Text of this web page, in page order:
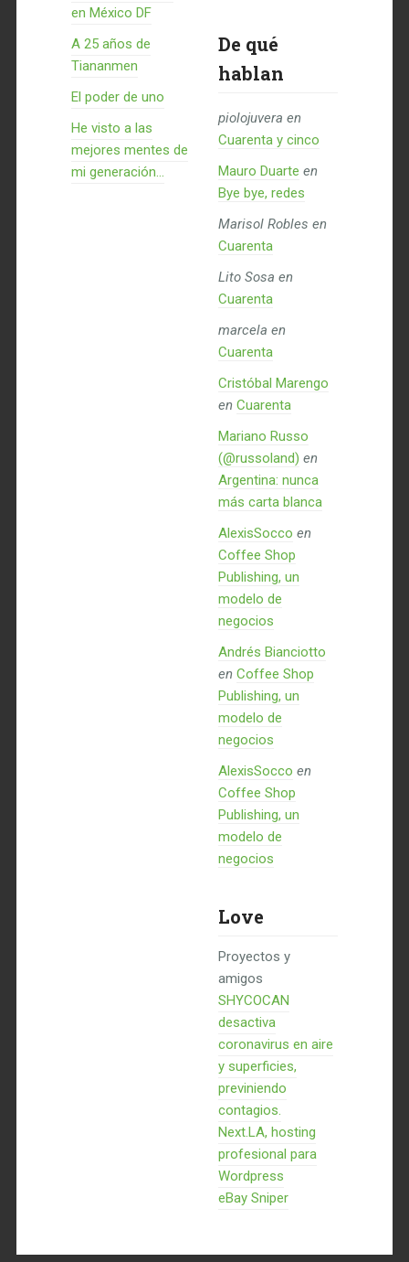
en México DF
A 25 años de
Tiananmen
El poder de uno
He visto a las
mejores mentes de
mi generación…
De qué
hablan
piolojuvera en
Cuarenta y cinco
Mauro Duarte en
Bye bye, redes
Marisol Robles en
Cuarenta
Lito Sosa en
Cuarenta
marcela en
Cuarenta
Cristóbal Marengo
en Cuarenta
Mariano Russo
(@russoland) en
Argentina: nunca
más carta blanca
AlexisSocco en
Coffee Shop
Publishing, un
modelo de
negocios
Andrés Bianciotto
en Coffee Shop
Publishing, un
modelo de
negocios
AlexisSocco en
Coffee Shop
Publishing, un
modelo de
negocios
Love
Proyectos y
amigos
SHYCOCAN
desactiva
coronavirus en aire
y superficies,
previniendo
contagios.
Next.LA, hosting
profesional para
Wordpress
eBay Sniper